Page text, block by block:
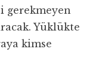
gerekmeyen
Yüklükte
kimse